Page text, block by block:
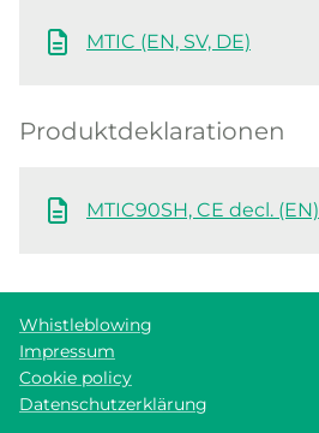
MTIC (EN, SV, DE)
Produktdeklarationen
MTIC90SH, CE decl. (EN)
Whistleblowing
Impressum
Cookie policy
Datenschutzerklärung